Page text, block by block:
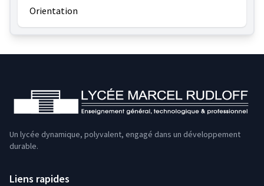
Orientation
Un lycée dynamique, polyvalent, engagé dans un développement
durable.
Liens rapides